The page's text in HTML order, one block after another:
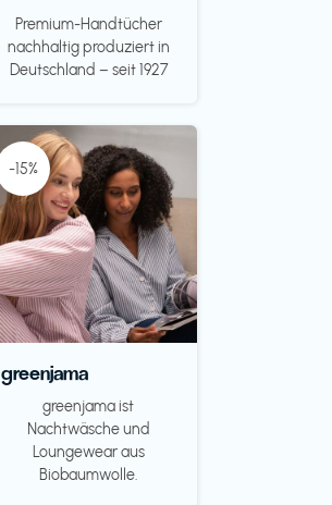
Premium-Handtücher
nachhaltig produziert in
Deutschland – seit 1927
-15%
greenjama
greenjama ist
Nachtwäsche und
Loungewear aus
Biobaumwolle.